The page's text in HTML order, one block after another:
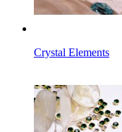
Crystal Elements